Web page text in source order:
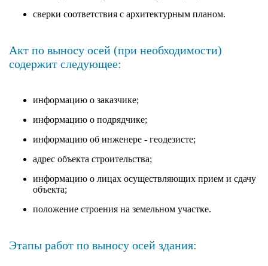
сверки соответствия с архитектурным планом.
Акт по выносу осей (при необходимости)
содержит следующее:
информацию о заказчике;
информацию о подрядчике;
информацию об инженере - геодезисте;
адрес объекта строительства;
информацию о лицах осуществляющих прием и сдачу
объекта;
положение строения на земельном участке.
Этапы работ по выносу осей здания: